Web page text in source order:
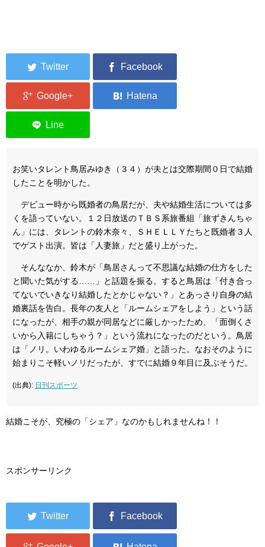
お笑いタレント鳥居みゆき（３４）が夫とは交際期間０日で結婚
したことを明かした。
デビュー時から既婚者の鳥居だが、夫や結婚生活については多
くを語っていない。１２日放送のＴＢＳ系旅番組「旅ずきんちゃ
ん」には、タレントの鈴木奈々、ＳＨＥＬＬＹたちと既婚者３人
でゲスト出演。皆は「人妻旅」だと盛り上がった。
そんななか、鈴木が「鳥居さんって不思議な結婚の仕方をした
と聞いた気がする……」と話題を振る。すると鳥居は「付き合っ
てないでいきなり結婚したとかじゃない？」とあっさり自身の結
婚裏話を告白。長年の友人と「ルームシェアをしよう」という話
になったが、相手の親が同居などに厳しかったため、「面倒くさ
いから入籍にしちゃう？」という流れになったのだという。鳥居
は「ノリ。いわゆるルームシェア婚」と語った。なおそのように
始まりこそ軽いノリだったが、すでに結婚９年目に及ぶそうだ。
(出典): 日刊スポーツ
結婚こそが、究極の「シェア」なのかもしれませんね！！
スポンサーリンク